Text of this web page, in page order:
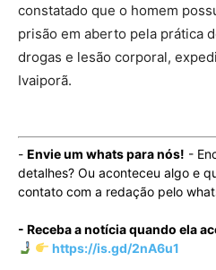
constatado que o homem
prisão em aberto pela prática
drogas e lesão corporal,
Ivaiporã.
- Envie um whats para nós! -
detalhes? Ou aconteceu algo e
contato com a redação pelo
- Receba a notícia quando ela
https://is.gd/2nA6u1